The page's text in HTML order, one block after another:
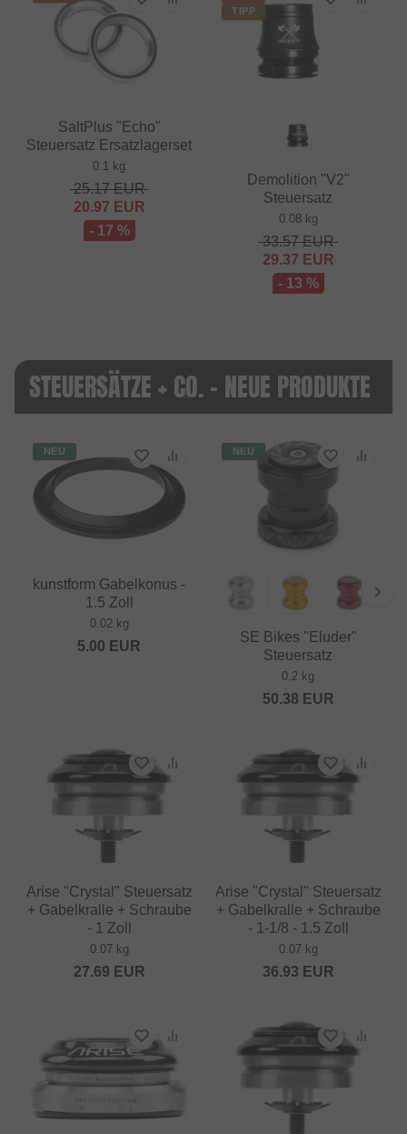
SaltPlus "Echo"
Steuersatz Ersatzlagerset
0.1 kg
25.17EUR
20.97 EUR
- 17 %
TIPP
Demolition "V2"
Steuersatz
0.08 kg
33.57EUR
29.37 EUR
- 13 %
STEUERSÄTZE + CO. - NEUE PRODUKTE
NEU
kunstform Gabelkonus -
1.5 Zoll
0.02 kg
5.00 EUR
NEU
SE Bikes "Eluder"
Steuersatz
0.2 kg
50.38 EUR
Arise "Crystal" Steuersatz
+ Gabelkralle + Schraube
- 1 Zoll
0.07 kg
27.69 EUR
Arise "Crystal" Steuersatz
+ Gabelkralle + Schraube
- 1-1/8 - 1.5 Zoll
0.07 kg
36.93 EUR